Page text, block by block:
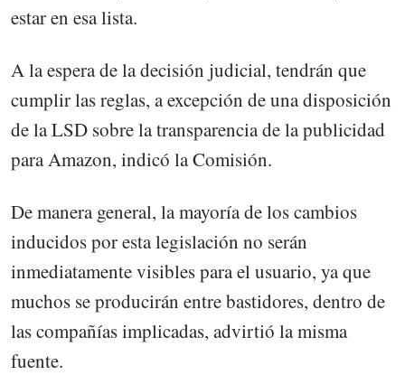
estar en esa lista.
A la espera de la decisión judicial, tendrán que
cumplir las reglas, a excepción de una disposición
de la LSD sobre la transparencia de la publicidad
para Amazon, indicó la Comisión.
De manera general, la mayoría de los cambios
inducidos por esta legislación no serán
inmediatamente visibles para el usuario, ya que
muchos se producirán entre bastidores, dentro de
las compañías implicadas, advirtió la misma
fuente.